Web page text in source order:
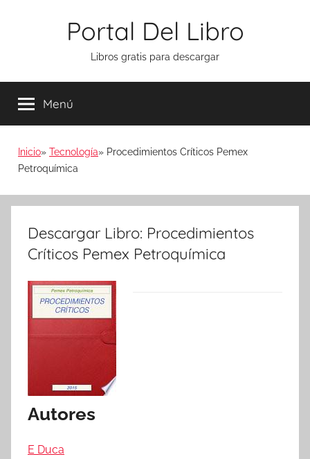
Portal Del Libro
Libros gratis para descargar
Menú
Inicio Tecnología
Procedimientos Críticos Pemex
Petroquímica
Descargar Libro: Procedimientos
Críticos Pemex Petroquímica
Autores
E Duca